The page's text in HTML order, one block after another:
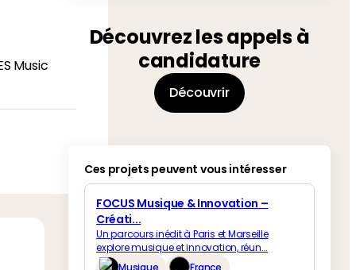
Music
Découvrez les appels à
candidature
Découvrir
Ces projets peuvent vous intéresser
FOCUS Musique & Innovation –
Créati...
Un parcours inédit à Paris et Marseille
explore musique et innovation, réun...
Musique
France